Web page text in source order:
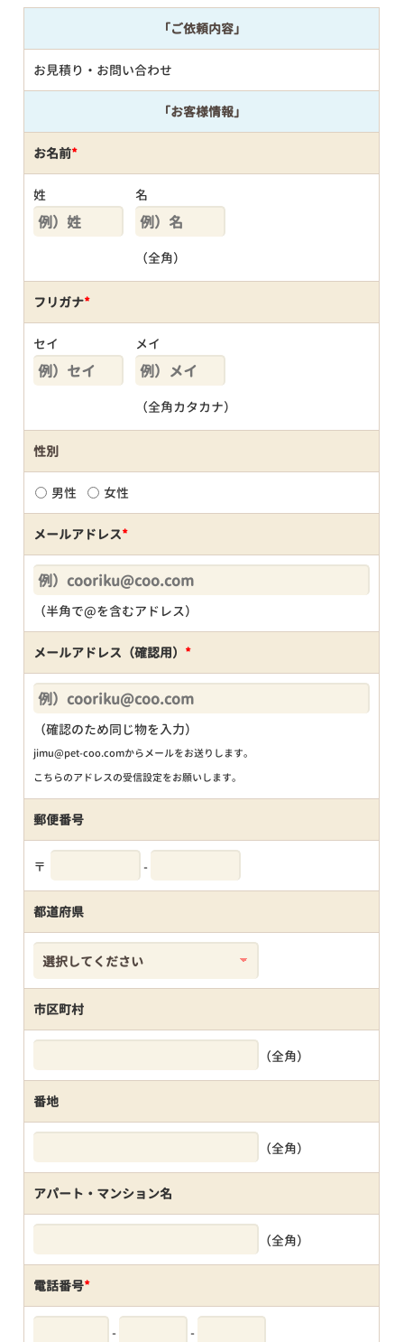
「ご依頼内容」
お見積り・お問い合わせ
「お客様情報」
お名前*
姓 名
（全角）
フリガナ*
セイ メイ
（全角カタカナ）
性別
男性 女性
メールアドレス*
（半角で@を含むアドレス）
メールアドレス（確認用） *
（確認のため同じ物を入力）
jimu@pet-coo.comからメールをお送りします。
こちらのアドレスの受信設定をお願いします。
郵便番号
〒 -
都道府県
市区町村
（全角）
番地
（全角）
アパート・マンション名
（全角）
電話番号*
- -